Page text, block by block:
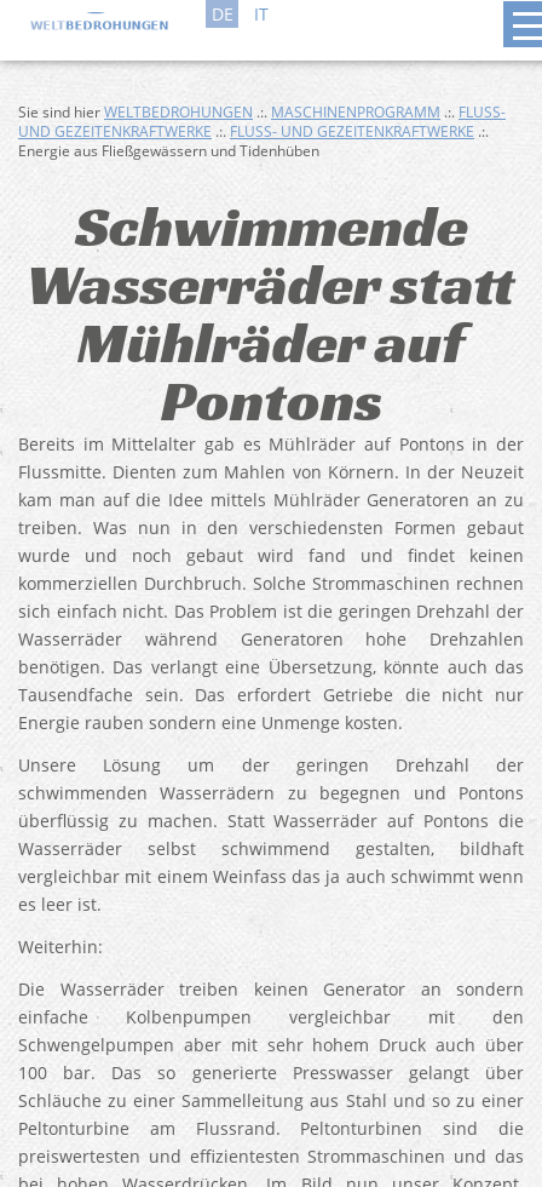
DE IT
Sie sind hierWELTBEDROHUNGEN .:. MASCHINENPROGRAMM .:. FLUSS-
UND GEZEITENKRAFTWERKE .:. FLUSS- UND GEZEITENKRAFTWERKE .:.
Energie aus Fließgewässern und Tidenhüben
Schwimmende
Wasserräder statt
Mühlräder auf
Pontons
Bereits im Mittelalter gab es Mühlräder auf Pontons in der
Flussmitte. Dienten zum Mahlen von Körnern. In der Neuzeit
kam man auf die Idee mittels Mühlräder Generatoren an zu
treiben. Was nun in den verschiedensten Formen gebaut
wurde und noch gebaut wird fand und findet keinen
kommerziellen Durchbruch. Solche Strommaschinen rechnen
sich einfach nicht. Das Problem ist die geringen Drehzahl der
Wasserräder während Generatoren hohe Drehzahlen
benötigen. Das verlangt eine Übersetzung, könnte auch das
Tausendfache sein. Das erfordert Getriebe die nicht nur
Energie rauben sondern eine Unmenge kosten.
Unsere Lösung um der geringen Drehzahl der
schwimmenden Wasserrädern zu begegnen und Pontons
überflüssig zu machen. Statt Wasserräder auf Pontons die
Wasserräder selbst schwimmend gestalten, bildhaft
vergleichbar mit einem Weinfass das ja auch schwimmt wenn
es leer ist.
Weiterhin:
Die Wasserräder treiben keinen Generator an sondern
einfache Kolbenpumpen vergleichbar mit den
Schwengelpumpen aber mit sehr hohem Druck auch über
100 bar. Das so generierte Presswasser gelangt über
Schläuche zu einer Sammelleitung aus Stahl und so zu einer
Peltonturbine am Flussrand. Peltonturbinen sind die
preiswertesten und effizientesten Strommaschinen und das